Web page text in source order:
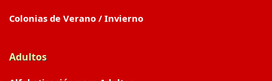
Colonias de Verano / Invierno
Adultos